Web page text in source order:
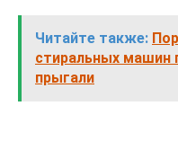
Читайте также:
стиральных машин
прыгали